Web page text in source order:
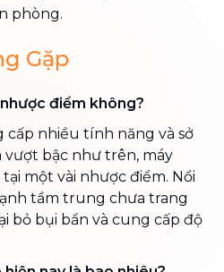
phòng.
Gặp
điểm không?
cấp nhiều tính năng và sở
bậc như trên, máy
một vài nhược điểm. Nổi
tầm trung chưa trang
bỏ bụi bẩn và cung cấp độ